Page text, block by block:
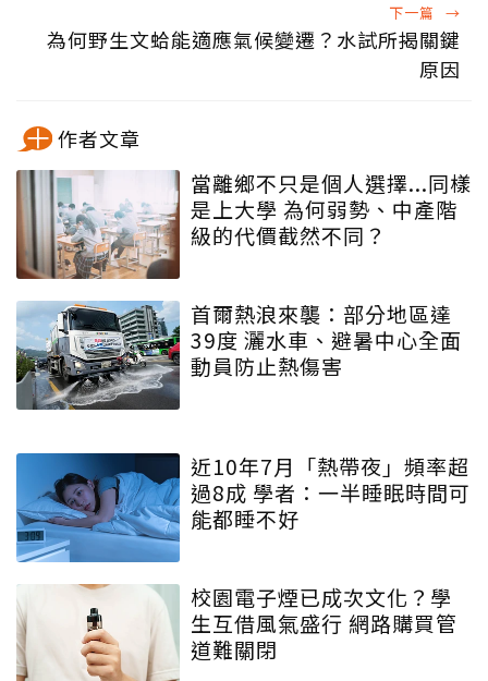
下一篇 →
為何野生文蛤能適應氣候變遷？水試所揭關鍵
原因
作者文章
當離鄉不只是個人選擇...同樣
是上大學 為何弱勢、中產階
級的代價截然不同？
首爾熱浪來襲：部分地區達
39度 灑水車、避暑中心全面
動員防止熱傷害
近10年7月「熱帶夜」頻率超
過8成 學者：一半睡眠時間可
能都睡不好
校園電子煙已成次文化？學
生互借風氣盛行 網路購買管
道難關閉